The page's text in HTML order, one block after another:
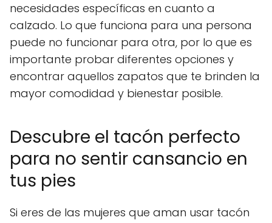
necesidades específicas en cuanto a
calzado. Lo que funciona para una persona
puede no funcionar para otra, por lo que es
importante probar diferentes opciones y
encontrar aquellos zapatos que te brinden la
mayor comodidad y bienestar posible.
Descubre el tacón perfecto
para no sentir cansancio en
tus pies
Si eres de las mujeres que aman usar tacón